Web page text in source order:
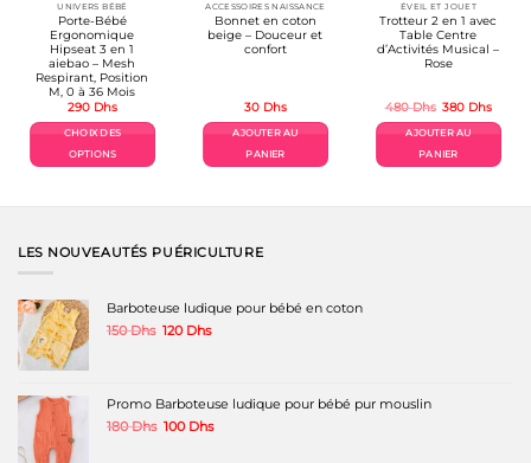
UNIVERS BÉBÉ
Porte-Bébé
Ergonomique
Hipseat 3 en 1
aiebao – Mesh
Respirant, Position
M, 0 à 36 Mois
290 Dhs
CHOIX DES
OPTIONS
a
variations.
être
choisies
produit
ACCESSOIRES NAISSANCE
Bonnet en coton
beige – Douceur et
confort
30 Dhs
AJOUTER AU
PANIER
ÉVEIL ET JOUET
Trotteur 2 en 1 avec
Table Centre
d’Activités Musical –
Rose
480Dhs Le
initial
était :
480 Dhs.
380 DhsLe
actuel
AJOUTER AU
PANIER
LES NOUVEAUTÉS PUÉRICULTURE
Barboteuse ludique pour bébé en coton
150Dhs Le
150 Dhs.
120 DhsLe
120 Dhs.
Promo Barboteuse ludique pour bébé pur mouslin
180Dhs Le
100 DhsLe